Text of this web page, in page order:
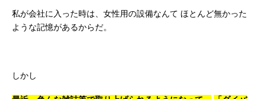
私が会社に入った時は、女性用の設備なんて ほとんど無かった
ような記憶があるからだ。
しかし